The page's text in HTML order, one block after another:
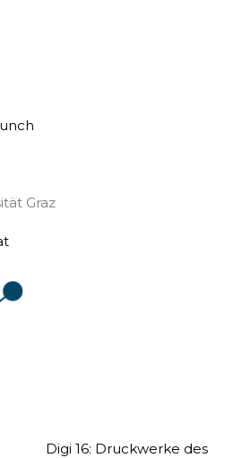
Graz
Digi 16: Druckwerke des